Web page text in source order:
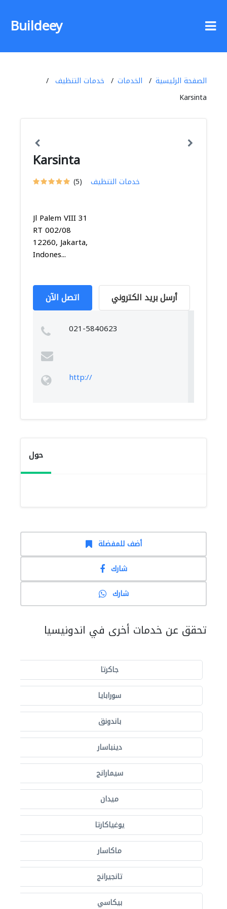
Buildeey
الصفحة الرئيسية الخدمات
خدمات التنظيف
Karsinta
Karsinta
(5) خدمات التنظيف
Jl Palem VIII 31
RT 002/08
12260, Jakarta,
Indones...
اتصل الآن أرسل بريد الكتروني
021-5840623
http://
حول
أضف للمفضلة
شارك
شارك
تحقق عن خدمات أخرى في اندونيسيا
جاكرتا
سورابايا
باندونق
دينباسار
سيمارانج
ميدان
يوغياكارتا
ماكاسار
تانجيرانج
بيكاسي